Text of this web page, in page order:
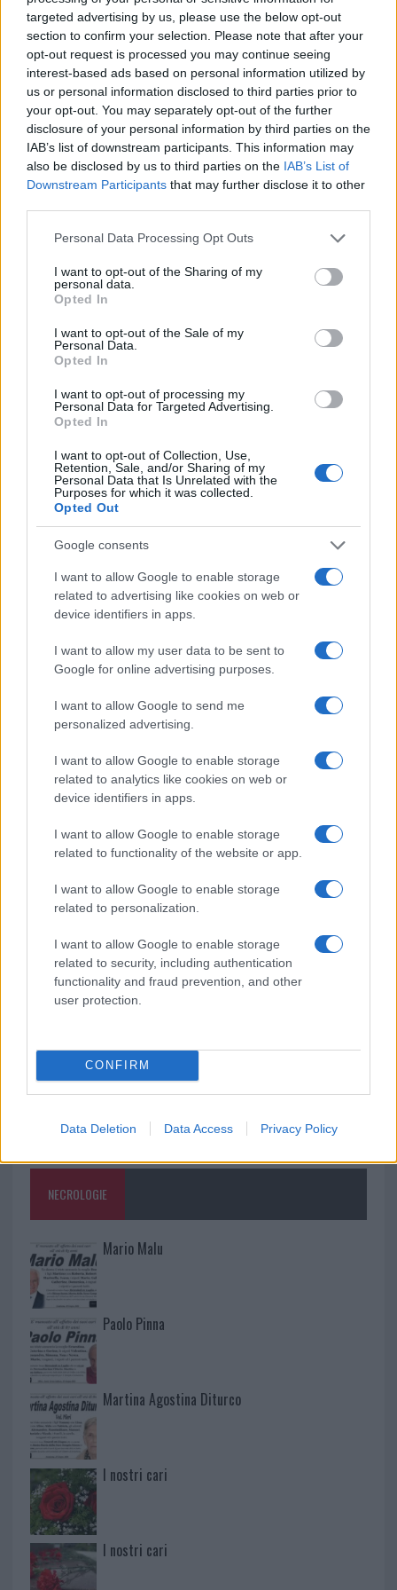
targeted advertising by us, please use the below opt-out
section to confirm your selection. Please note that after your
opt-out request is processed you may continue seeing
interest-based ads based on personal information utilized by
us or personal information disclosed to third parties prior to
your opt-out. You may separately opt-out of the further
disclosure of your personal information by third parties on the
IAB’s list of downstream participants. This information may
also be disclosed by us to third parties on the IAB’s List of
Downstream Participants that may further disclose it to other
Please note that this website/app uses one or more Google
not limited to your visit or usage behaviour. You may click to
grant or deny consent to Google and its third-party tags to
use your data for below specified purposes in below Google
consent section.
Personal Data Processing Opt Outs
I want to opt-out of the Sharing of my
personal data.
Opted In
I want to opt-out of the Sale of my
Personal Data.
Opted In
I want to opt-out of processing my
Personal Data for Targeted Advertising.
Opted In
I want to opt-out of Collection, Use,
Retention, Sale, and/or Sharing of my
Personal Data that Is Unrelated with the
Purposes for which it was collected.
Opted Out
Google consents
I want to allow Google to enable storage
related to advertising like cookies on web or
device identifiers in apps.
I want to allow my user data to be sent to
Google for online advertising purposes.
I want to allow Google to send me
personalized advertising.
I want to allow Google to enable storage
related to analytics like cookies on web or
device identifiers in apps.
I want to allow Google to enable storage
related to functionality of the website or app.
I want to allow Google to enable storage
related to personalization.
I want to allow Google to enable storage
related to security, including authentication
functionality and fraud prevention, and other
user protection.
CONFIRM
Data Deletion Data Access Privacy Policy
GalluraOggi.it
Ricevi le nostre ultime news
da Google News
Condividi l'articolo
F
a
ce
b
o
o
k
T
w
it
te
r
Pi
te
st
W
at
A
p
p
S
a
Articolo precedente
Controlli rafforzati in Costa Smeralda, 20
arresti e 135 denunce
Tre milioni di euro dalla Provincia Gallura per
nuove aule nelle scuole di Olbia
Incidente sulla provinciale 125, paura tra Olbia e
Arzachena
Incidente sulla strada provinciale ad Arzachena,
Sangue, musica e solidarietà con Avis Olbia al
Salmo finisce in ospedale a Catania, ma il tour
va avanti: “Sicilia, ci sono”
NECROLOGIE
Mario Malu
Paolo Pinna
Martina Agostina Diturco
I nostri cari
I nostri cari